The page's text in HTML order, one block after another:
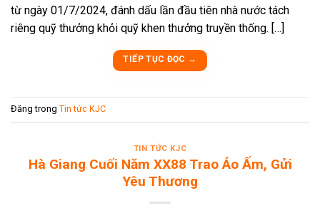
từ ngày 01/7/2024, đánh dấu lần đầu tiên nhà nước tách
riêng quỹ thưởng khỏi quỹ khen thưởng truyền thống. […]
TIẾP TỤC ĐỌC →
Đăng trong Tin tức KJC
TIN TỨC KJC
Hà Giang Cuối Năm XX88 Trao Áo Ấm, Gửi
Yêu Thương